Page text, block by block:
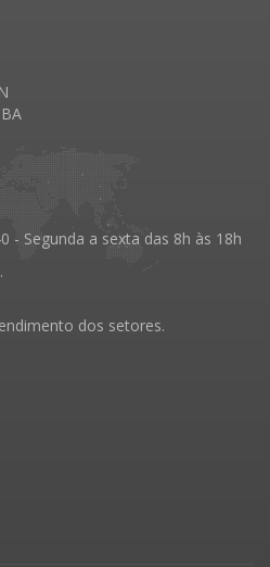
- Segunda a sexta das 8h às 18h
dos setores.